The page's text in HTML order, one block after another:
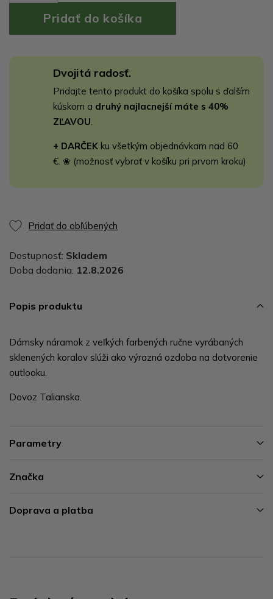
Dvojitá radosť.
Pridajte tento produkt do košíka spolu s ďalším
kúskom a druhý najlacnejší máte s 40%
ZĽAVOU
+ DARČEK ku všetkým objednávkam nad 60
€. ❀ (možnosť vybrať v košíku pri prvom kroku)
Pridať do obľúbených
Dostupnosť: Skladem
Doba dodania: 12.8.2026
Popis produktu
Dámsky náramok z veľkých farbených ručne vyrábaných
sklenených koralov slúži ako výrazná ozdoba na dotvorenie
outlooku.
Dovoz Talianska.
Parametry
Značka
Doprava a platba